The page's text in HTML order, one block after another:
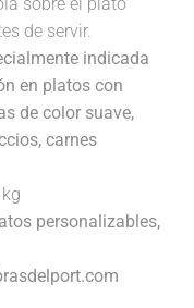
sobre el plato
de servir.
indicada
en platos con
de color suave,
carnes
personalizables,